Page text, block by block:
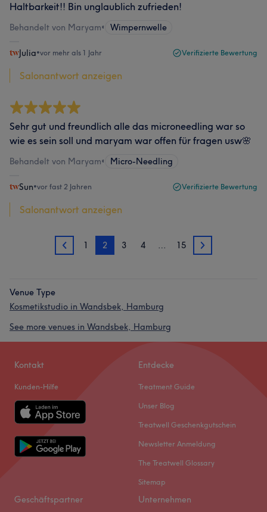
Haltbarkeit!! Bin unglaublich zufrieden!
Behandelt von Maryam• Wimpernwelle
Julia•vor mehr als 1 Jahr Verifizierte Bewertung
Salonantwort anzeigen
Sehr gut und freundlich alle das microneedling war so
wie es sein soll und maryam war offen für fragen usw🌸
Behandelt von Maryam• Micro-Needling
Sun•vor fast 2 Jahren Verifizierte Bewertung
Salonantwort anzeigen
1 1 2 3 4 … 15 3
Venue Type
Kosmetikstudio in Wandsbek, Hamburg
See more venues in Wandsbek, Hamburg
Kontakt
Kunden-Hilfe
Entdecke
Treatment Guide
Unser Blog
Treatwell Geschenkgutschein
Newsletter Anmeldung
The Treatwell Glossary
Sitemap
Geschäftspartner Unternehmen